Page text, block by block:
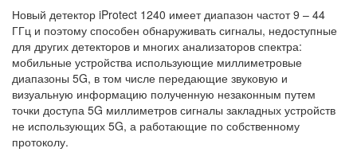
Новый детектор iProtect 1240 имеет диапазон частот 9 – 44
ГГц и поэтому способен обнаруживать сигналы, недоступные
для других детекторов и многих анализаторов спектра:
мобильные устройства использующие миллиметровые
диапазоны 5G, в том числе передающие звуковую и
визуальную информацию полученную незаконным путем
точки доступа 5G миллиметров сигналы закладных устройств
не использующих 5G, а работающие по собственному
протоколу.